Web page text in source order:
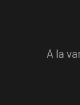
A la